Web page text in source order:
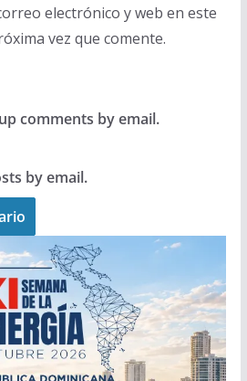
electrónico y web en este
vez que comente.
comments by email.
by email.